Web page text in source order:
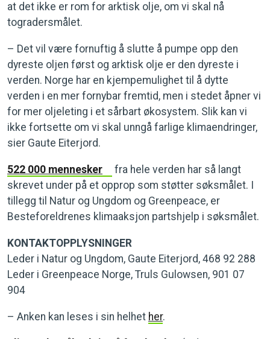
at det ikke er rom for arktisk olje, om vi skal nå
togradersmålet.
– Det vil være fornuftig å slutte å pumpe opp den
dyreste oljen først og arktisk olje er den dyreste i
verden. Norge har en kjempemulighet til å dytte
verden i en mer fornybar fremtid, men i stedet åpner vi
for mer oljeleting i et sårbart økosystem. Slik kan vi
ikke fortsette om vi skal unngå farlige klimaendringer,
sier Gaute Eiterjord.
522 000 mennesker
fra hele verden har så langt
skrevet under på et opprop som støtter søksmålet. I
tillegg til Natur og Ungdom og Greenpeace, er
Besteforeldrenes klimaaksjon partshjelp i søksmålet.
KONTAKTOPPLYSNINGER
Leder i Natur og Ungdom, Gaute Eiterjord, 468 92 288
Leder i Greenpeace Norge, Truls Gulowsen, 901 07
904
– Anken kan leses i sin helhet her.